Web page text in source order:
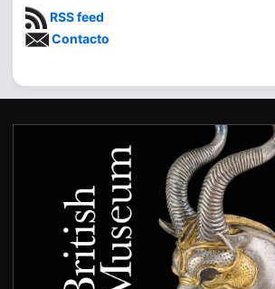
RSS feed
Contacto